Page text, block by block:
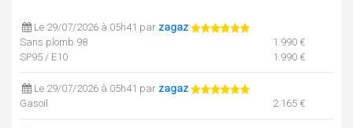
Le 29/07/2026 à 05h41 par zagaz
Sans plomb 98
1.990 €
SP95 / E10
1.990 €
Le 29/07/2026 à 05h41 par zagaz
Gasoil
2.165 €